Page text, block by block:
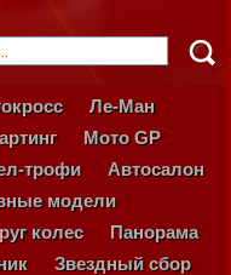
Ле-Ман
Мото GP
трофи
Автосалон
модели
колес
Панорама
Звездный сбор